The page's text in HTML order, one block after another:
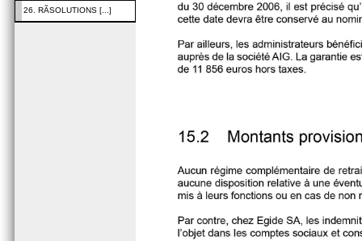
26. RÃSOLUTIONS [...]